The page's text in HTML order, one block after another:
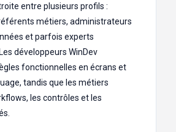
entre plusieurs profils :
métiers, administrateurs
et parfois experts
développeurs WinDev
fonctionnelles en écrans et
tandis que les métiers
les contrôles et les